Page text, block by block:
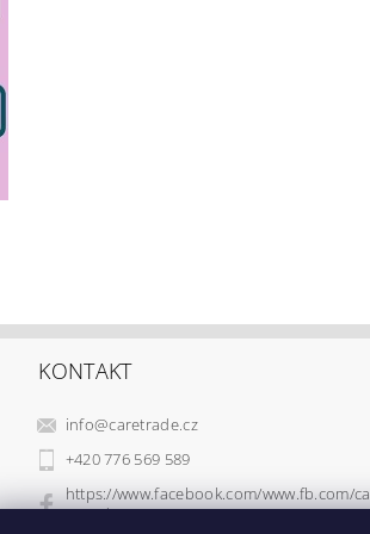
KONTAKT
info@caretrade.cz
+420 776 569 589
https://www.facebook.com/www.fb.com/ca
retrade.eu